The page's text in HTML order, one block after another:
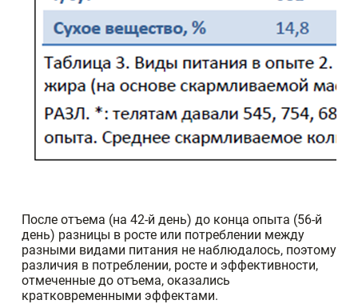
После отъема (на 42-й день) до конца опыта (56-й
день) разницы в росте или потреблении между
разными видами питания не наблюдалось, поэтому
различия в потреблении, росте и эффективности,
отмеченные до отъема, оказались
кратковременными эффектами.